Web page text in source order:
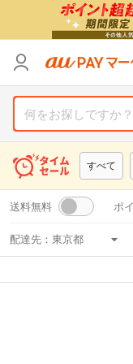
すべて
送料無料 ポ
配達先：
カテゴリ
支払い方法
その他の条件
送料無料
Pontaパス特典対象
カテゴリ
支払い方法
その他の条件
送料無料
Pontaパス特典対象